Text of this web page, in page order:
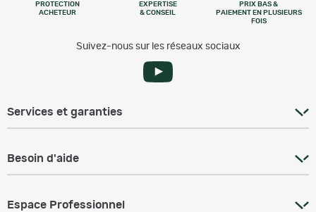
PROTECTION
ACHETEUR
EXPERTISE
& CONSEIL
PRIX BAS &
PAIEMENT EN PLUSIEURS
FOIS
Suivez-nous sur les réseaux sociaux
Services et garanties
Besoin d'aide
Espace Professionnel